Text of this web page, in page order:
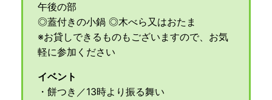
午後の部
◎蓋付きの小鍋 ◎木べら又はおたま
※お貸しできるものもございますので、お気
軽に参加ください
イベント
・餅つき／13時より振る舞い